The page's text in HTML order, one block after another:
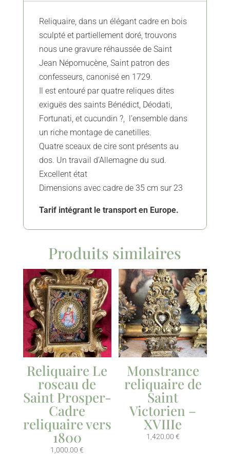
Saint
Jean
Népomucène
XVIIIe
Reliquaire, dans un élégant cadre en bois
sculpté et partiellement doré, trouvons
nous une gravure réhaussée de Saint
Jean Népomucène, Saint patron des
confesseurs, canonisé en 1729.
Il est entouré par quatre reliques dites
exiguës des saints Bénédict, Déodati,
Fortunati, et cucundin ?, l’ensemble dans
un riche montage de canetilles.
Quatre sceaux de cire sont présents au
dos. Un travail d’Allemagne du sud.
Excellent état
Dimensions avec cadre de 35 cm sur 23
Tarif intégrant le transport en Europe.
Produits similaires
Reliquaire Le
roseau de
Saint Prosper-
Cadre
reliquaire vers
1800
1,000.00€
Monstrance
reliquaire de
Saint
Victorien –
XVIIIe
1,420.00 €